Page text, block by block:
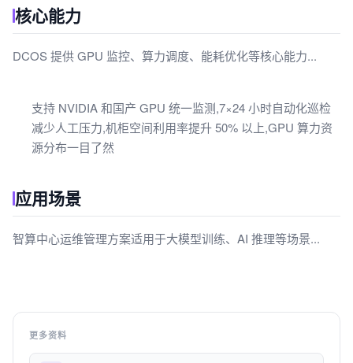
核心能力
DCOS 提供 GPU 监控、算力调度、能耗优化等核心能力...
支持 NVIDIA 和国产 GPU 统一监测,7×24 小时自动化巡检
减少人工压力,机柜空间利用率提升 50% 以上,GPU 算力资
源分布一目了然
应用场景
智算中心运维管理方案适用于大模型训练、AI 推理等场景...
更多资料